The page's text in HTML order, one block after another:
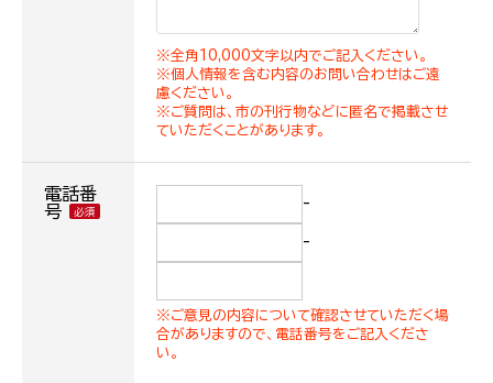
※全角10,000文字以内でご記入ください。
※個人情報を含む内容のお問い合わせはご遠
慮ください。
※ご質問は、市の刊行物などに匿名で掲載させ
ていただくことがあります。
電話番
号
-
-
※ご意見の内容について確認させていただく場
合がありますので、電話番号をご記入くださ
い。